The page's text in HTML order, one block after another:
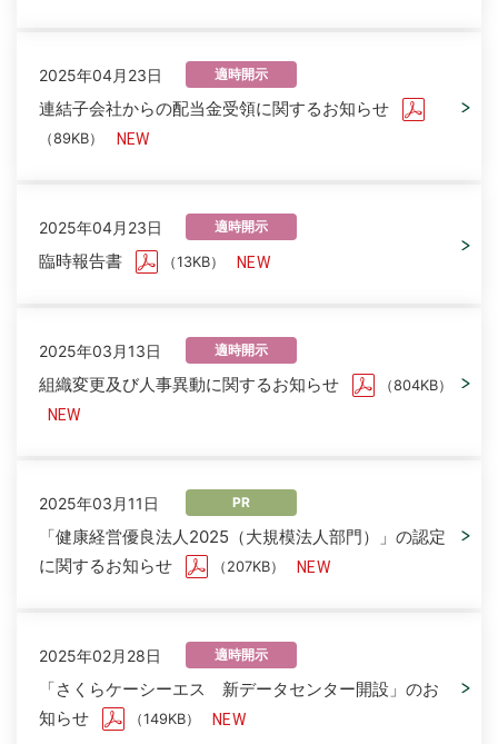
2025年04月23日 適時開示
連結子会社からの配当金受領に関するお知らせ
（89KB）
2025年04月23日 適時開示
臨時報告書 （13KB）
2025年03月13日 適時開示
組織変更及び人事異動に関するお知らせ （804KB）
2025年03月11日 PR
「健康経営優良法人2025（大規模法人部門）」の認定
に関するお知らせ
（207KB）
2025年02月28日 適時開示
「さくらケーシーエス 新データセンター開設」のお
知らせ
（149KB）